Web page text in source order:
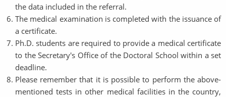
the data included in the referral.
The medical examination is completed with the issuance of
a certificate.
Ph.D. students are required to provide a medical certificate
to the Secretary's Office of the Doctoral School within a set
deadline.
Please remember that it is possible to perform the above-
mentioned tests in other medical facilities in the country,